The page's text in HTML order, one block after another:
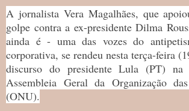
A jornalista Vera Magalhães, que
golpe contra a ex-presidente Dilma
ainda é - uma das vozes do
corporativa, se rendeu nesta terça-feira
discurso do presidente Lula (PT) na
Assembleia Geral da Organização
(ONU).